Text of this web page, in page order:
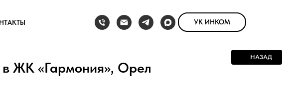
УК ИНКОМ
НАЗАД
ЖК «Гармония», Орел